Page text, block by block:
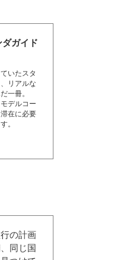
ダガイド
いたスタ
リアルな
一冊。
デルコー
在に必要
。
の計画
同じ国